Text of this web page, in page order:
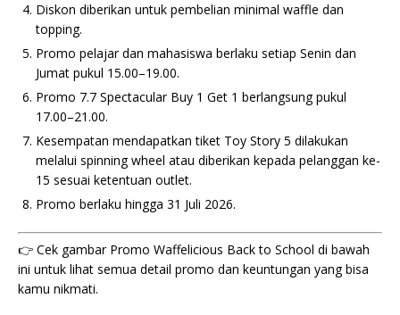
Diskon diberikan untuk pembelian minimal waffle dan
topping.
Promo pelajar dan mahasiswa berlaku setiap Senin dan
Jumat pukul 15.00–19.00.
Promo 7.7 Spectacular Buy 1 Get 1 berlangsung pukul
17.00–21.00.
Kesempatan mendapatkan tiket Toy Story 5 dilakukan
melalui spinning wheel atau diberikan kepada pelanggan ke-
15 sesuai ketentuan outlet.
Promo berlaku hingga 31 Juli 2026.
👉 Cek gambar Promo Waffelicious Back to School di bawah
ini untuk lihat semua detail promo dan keuntungan yang bisa
kamu nikmati.